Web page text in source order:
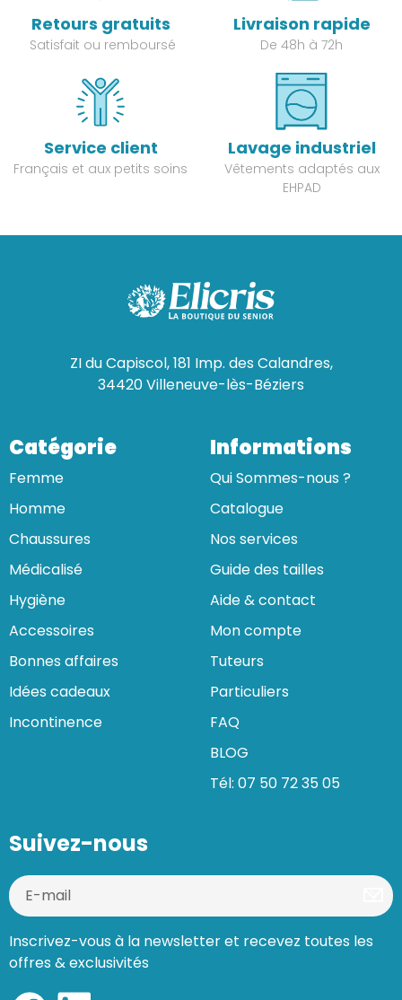
Retours gratuits
Satisfait ou remboursé
Livraison rapide
De 48h à 72h
Service client
Français et aux petits soins
Lavage industriel
Vêtements adaptés aux
EHPAD
ZI du Capiscol, 181 Imp. des Calandres,
34420 Villeneuve-lès-Béziers
Catégorie
Femme
Homme
Chaussures
Médicalisé
Hygiène
Accessoires
Bonnes affaires
Idées cadeaux
Incontinence
Informations
Qui Sommes-nous ?
Catalogue
Nos services
Guide des tailles
Aide & contact
Mon compte
Tuteurs
Particuliers
FAQ
BLOG
Tél: 07 50 72 35 05
Suivez-nous
Inscrivez-vous à la newsletter et recevez toutes les
offres & exclusivités